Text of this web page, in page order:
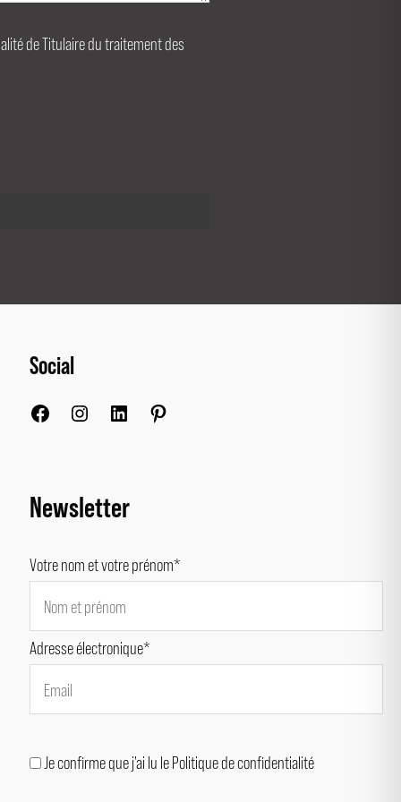
de Titulaire du traitement des
Social
Facebook
Newsletter
Votre nom et votre prénom*
Adresse électronique*
Je confirme que j'ai lu le Politique de confidentialité